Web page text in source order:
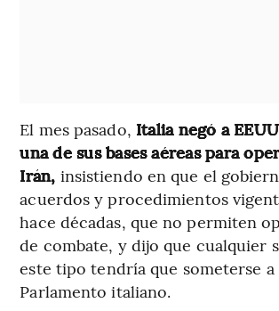
El mes pasado, Italia negó a
una de sus bases aéreas para
Irán, insistiendo en que el
acuerdos y procedimientos
hace décadas, que no permiten
de combate, y dijo que cualquier
este tipo tendría que someterse a
Parlamento italiano.